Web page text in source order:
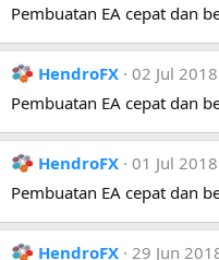
Pembuatan EA cepat dan
HendroFX 02 Jul 2018
Pembuatan EA cepat dan
HendroFX 01 Jul 2018
Pembuatan EA cepat dan
HendroFX 29 Jun